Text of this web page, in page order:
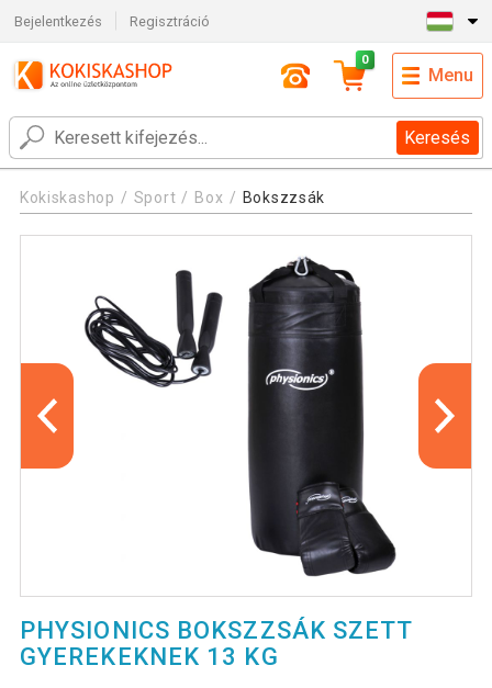
Bejelentkezés Regisztráció
Keresés
0
Menu
Kokiskashop Sport Box Bokszzsák
PHYSIONICS BOKSZZSÁK SZETT
GYEREKEKNEK 13 KG